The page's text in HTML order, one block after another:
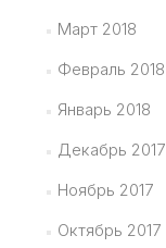
Март 2018
Февраль 2018
Январь 2018
Декабрь 2017
Ноябрь 2017
Октябрь 2017